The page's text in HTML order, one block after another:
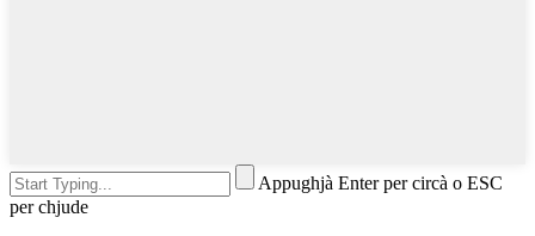
Appughjà Enter per circà o ESC
per chjude